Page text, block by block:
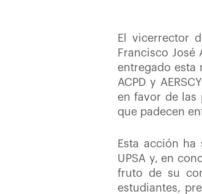
El vicerrector
Francisco José
entregado esta
ACPD y
en favor de las
que padecen
Esta acción
UPSA y, en
fruto de su
estudiantes,